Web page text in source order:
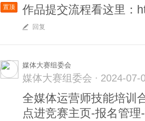
置顶 作品提交流程看这里：
回复
媒体大赛组委会
媒体大赛组委会 · 2024-07-
全媒体运营师技能培训
点进竞赛主页-报名管